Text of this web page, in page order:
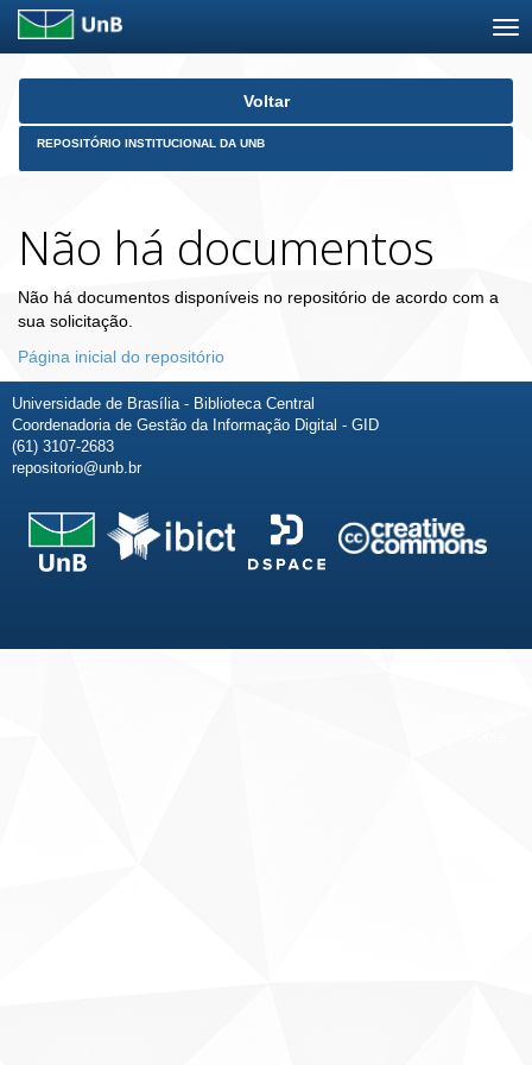
Skip
Voltar
REPOSITÓRIO INSTITUCIONAL DA UNB
Não há documentos
Não há documentos disponíveis no repositório de acordo com a
sua solicitação.
Página inicial do repositório
Universidade de Brasília - Biblioteca Central
Coordenadoria de Gestão da Informação Digital - GID
(61) 3107-2683
repositorio@unb.br